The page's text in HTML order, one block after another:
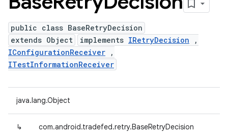
public class BaseRetryDecision
extends Object
implements IRetryDecision ,
IConfigurationReceiver ,
ITestInformationReceiver
java.lang.Object
↳ com.android.tradefed.retry.BaseRetryDecision